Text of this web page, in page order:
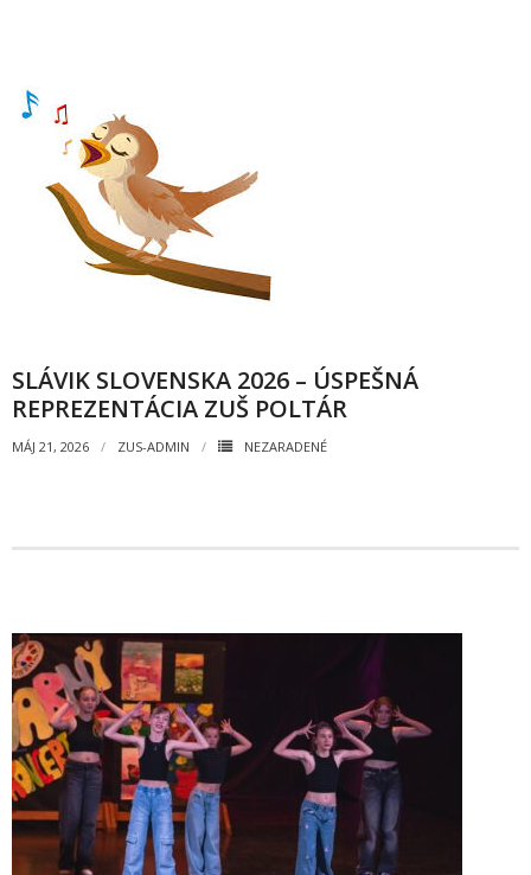
- - FAKTÚRY 2022
- - FAKTÚRY 2021
- - FAKTÚRY 2020
GDPR
- Mlčanlivosť
- Návrh na začatie konania o ochrane os.údajov
SLÁVIK SLOVENSKA 2026 – ÚSPEŠNÁ
REPREZENTÁCIA ZUŠ POLTÁR
MÁJ 21, 2026 ZUS-ADMIN NEZARADENÉ